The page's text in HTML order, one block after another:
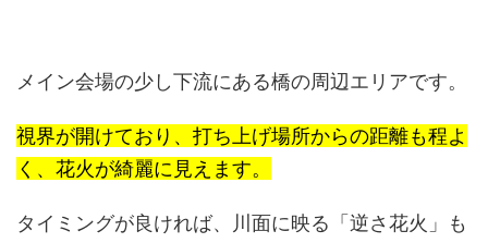
メイン会場の少し下流にある橋の周辺エリアです。
視界が開けており、打ち上げ場所からの距離も程よ
く、花火が綺麗に見えます。
タイミングが良ければ、川面に映る「逆さ花火」も